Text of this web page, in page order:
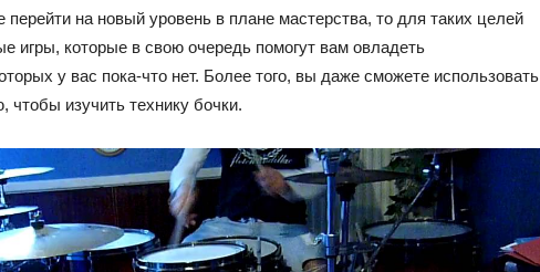
на новый уровень в плане мастерства, то для таких целей
игры, которые в свою очередь помогут вам овладеть
у вас пока-что нет. Более того, вы даже сможете использовать
чтобы изучить технику бочки.